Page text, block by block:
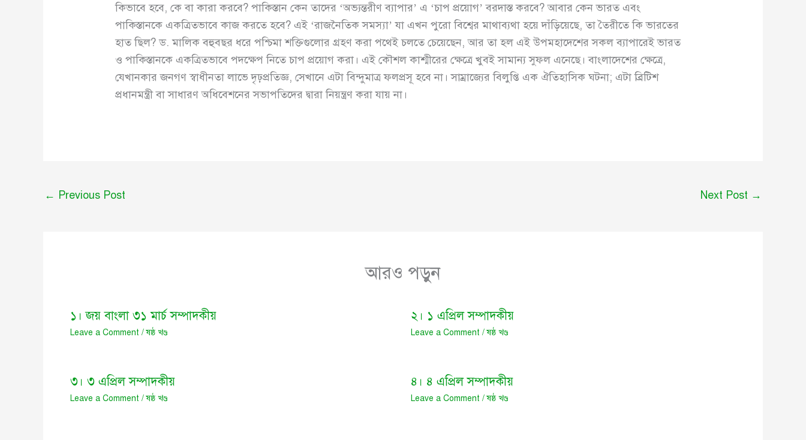
কিভাবে হবে, কে বা কারা করবে? পাকিস্তান কেন তাদের ‘অভ্যন্তরীণ ব্যাপার’ এ ‘চাপ প্রয়োগ’ বরদাস্ত করবে? আবার কেন ভারত এবং
পাকিস্তানকে একত্রিতভাবে কাজ করতে হবে? এই ‘রাজনৈতিক সমস্যা’ যা এখন পুরো বিশ্বের মাথাব্যথা হয়ে দাঁড়িয়েছে, তা তৈরীতে কি ভারতের
হাত ছিল? ড. মালিক বহুবছর ধরে পশ্চিমা শক্তিগুলোর গ্রহণ করা পথেই চলতে চেয়েছেন, আর তা হল এই উপমহাদেশের সকল ব্যাপারেই ভারত
ও পাকিস্তানকে একত্রিতভাবে পদক্ষেপ নিতে চাপ প্রয়োগ করা। এই কৌশল কাশ্মীরের ক্ষেত্রে খুবই সামান্য সুফল এনেছে। বাংলাদেশের ক্ষেত্রে,
যেখানকার জনগণ স্বাধীনতা লাভে দৃঢ়প্রতিজ্ঞ, সেখানে এটা বিন্দুমাত্র ফলপ্রসূ হবে না। সাম্রাজ্যের বিলুপ্তি এক ঐতিহাসিক ঘটনা; এটা ব্রিটিশ
প্রধানমন্ত্রী বা সাধারণ অধিবেশনের সভাপতিদের দ্বারা নিয়ন্ত্রণ করা যায় না।
← Previous Post Next Post →
আরও পড়ুন
১। জয় বাংলা ৩১ মার্চ সম্পাদকীয়
Leave a Comment /ষষ্ঠ খণ্ড
২। ১ এপ্রিল সম্পাদকীয়
Leave a Comment /ষষ্ঠ খণ্ড
৩। ৩ এপ্রিল সম্পাদকীয়
Leave a Comment /ষষ্ঠ খণ্ড
৪। ৪ এপ্রিল সম্পাদকীয়
Leave a Comment /ষষ্ঠ খণ্ড